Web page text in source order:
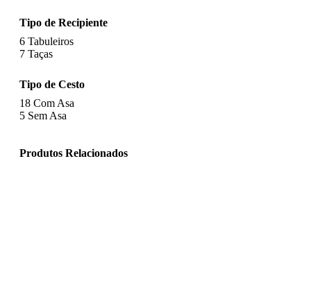
Tipo de Recipiente
6 Tabuleiros
7 Taças
Tipo de Cesto
18 Com Asa
5 Sem Asa
Produtos Relacionados